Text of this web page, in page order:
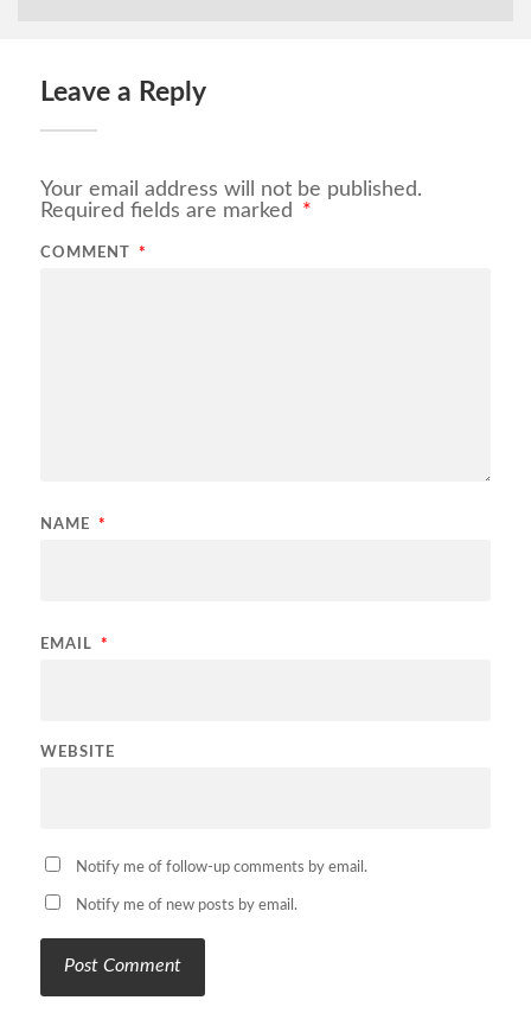
Leave a Reply
Your email address will not be published.
Required fields are marked
*
COMMENT *
NAME *
EMAIL *
WEBSITE
Notify me of follow-up comments by email.
Notify me of new posts by email.